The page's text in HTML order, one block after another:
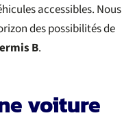
accessibles. Nous
des possibilités de
B.
voiture